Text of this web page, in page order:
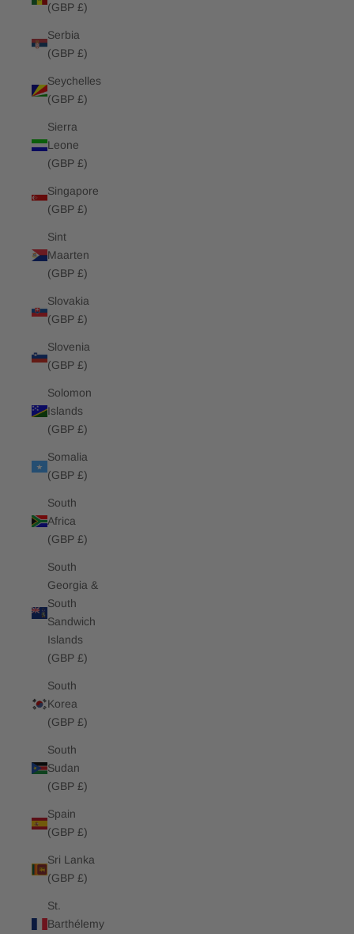
(GBP £)
Serbia
(GBP £)
Seychelles
(GBP £)
Sierra
Leone
(GBP £)
Singapore
(GBP £)
Sint
Maarten
(GBP £)
Slovakia
(GBP £)
Slovenia
(GBP £)
Solomon
Islands
(GBP £)
Somalia
(GBP £)
South
Africa
(GBP £)
South
Georgia &
South
Sandwich
Islands
(GBP £)
South
Korea
(GBP £)
South
Sudan
(GBP £)
Spain
(GBP £)
Sri Lanka
(GBP £)
St.
Barthélemy